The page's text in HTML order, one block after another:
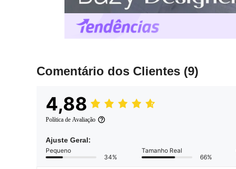
Comentário dos Clientes (9)
4,88
Política de Avaliação
Ajuste Geral:
Pequeno
34%
Tamanho Real
66%